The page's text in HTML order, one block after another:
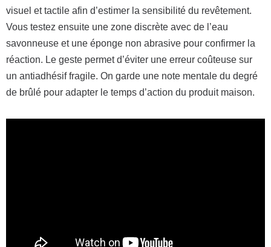
visuel et tactile afin d’estimer la sensibilité du revêtement.
Vous testez ensuite une zone discrète avec de l’eau
savonneuse et une éponge non abrasive pour confirmer la
réaction. Le geste permet d’éviter une erreur coûteuse sur
un antiadhésif fragile. On garde une note mentale du degré
de brûlé pour adapter le temps d’action du produit maison.